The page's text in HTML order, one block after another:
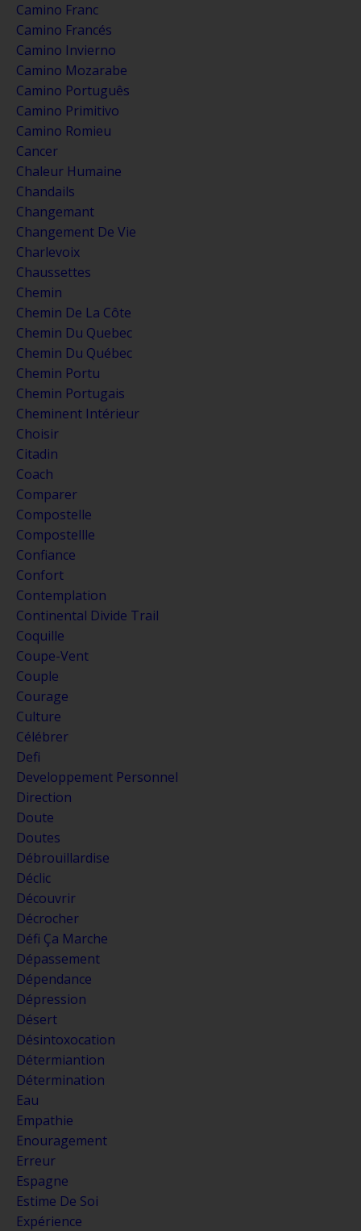
Camino Franc
Camino Francés
Camino Invierno
Camino Mozarabe
Camino Português
Camino Primitivo
Camino Romieu
Cancer
Chaleur Humaine
Chandails
Changemant
Changement De Vie
Charlevoix
Chaussettes
Chemin
Chemin De La Côte
Chemin Du Quebec
Chemin Du Québec
Chemin Portu
Chemin Portugais
Cheminent Intérieur
Choisir
Citadin
Coach
Comparer
Compostelle
Compostellle
Confiance
Confort
Contemplation
Continental Divide Trail
Coquille
Coupe-Vent
Couple
Courage
Culture
Célébrer
Defi
Developpement Personnel
Direction
Doute
Doutes
Débrouillardise
Déclic
Découvrir
Décrocher
Défi Ça Marche
Dépassement
Dépendance
Dépression
Désert
Désintoxocation
Détermiantion
Détermination
Eau
Empathie
Enouragement
Erreur
Espagne
Estime De Soi
Expérience